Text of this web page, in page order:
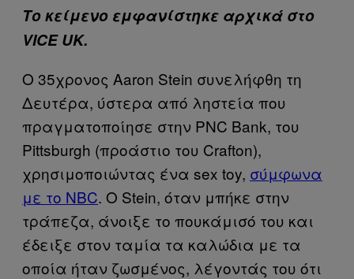
Το κείμενο εμφανίστηκε αρχικά στο
VICE UK.
Ο 35χρονος Aaron Stein συνελήφθη τη
Δευτέρα, ύστερα από ληστεία που
πραγματοποίησε στην PNC Bank, του
Pittsburgh (προάστιο του Crafton),
χρησιμοποιώντας ένα sex toy, σύμφωνα
με το NBC. Ο Stein, όταν μπήκε στην
τράπεζα, άνοιξε το πουκάμισό του και
έδειξε στον ταμία τα καλώδια με τα
οποία ήταν ζωσμένος, λέγοντάς του ότι